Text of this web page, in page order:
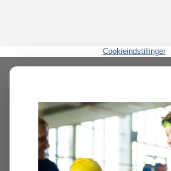
Cookieindstillinger